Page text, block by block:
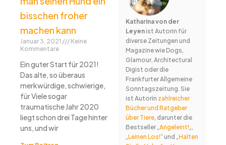
bisschen froher
machen kann
Januar 3, 2021
Keine
Kommentare
Ein guter Start für 2021!
Das alte, so überaus
merkwürdige, schwierige,
für Viele sogar
traumatische Jahr 2020
liegt schon drei Tage hinter
uns, und wir
Katharina von der
Leyenist Autorin für
diverse Zeitungen und
Magazine wie Dogs,
Glamour, Architectural
Digist oder die
Frankfurter Allgemeine
Sonntagszeitung. Sie
ist Autorin zahlreicher
Bücher und Ratgeber
über Tiere, darunter die
Bestseller „Angeleint!„,
„Leinen Los!“ und „Halten